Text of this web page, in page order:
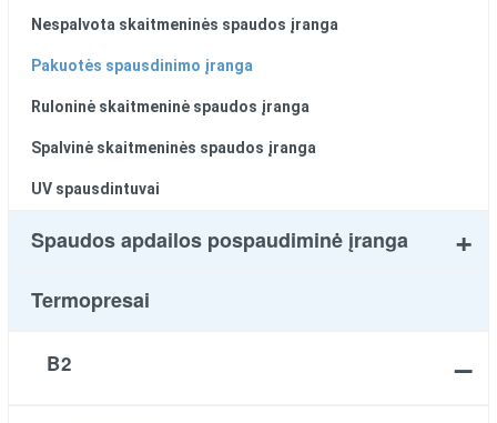
Nespalvota skaitmeninės spaudos įranga
Pakuotės spausdinimo įranga
Ruloninė skaitmeninė spaudos įranga
Spalvinė skaitmeninės spaudos įranga
UV spausdintuvai
Spaudos apdailos pospaudiminė įranga
Termopresai
B2